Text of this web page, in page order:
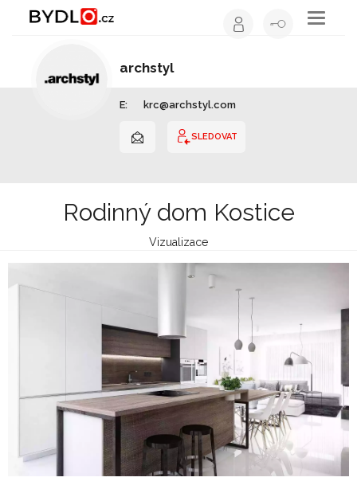
Toggle
archstyl
E: krc@archstyl.com
SLEDOVAT
Rodinný dom Kostice
Vizualizace